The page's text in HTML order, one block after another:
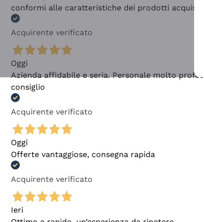
conformi alle caratteristiche dei prodotti
Acquirente verificato
Oggi
Azienda affidabile e seria. Personale molto
consiglio
Acquirente verificato
Oggi
Offerte vantaggiose, consegna rapida
Acquirente verificato
Ieri